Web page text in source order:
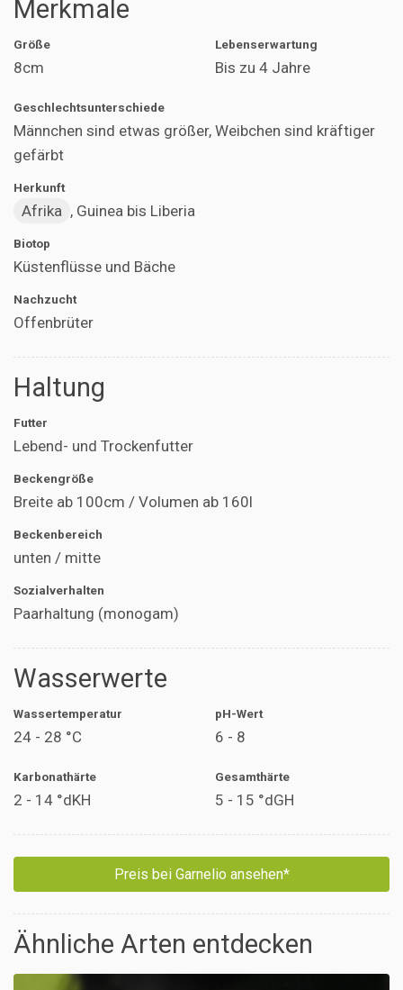
Merkmale
Größe
8cm
Lebenserwartung
Bis zu 4 Jahre
Geschlechtsunterschiede
Männchen sind etwas größer, Weibchen sind kräftiger
gefärbt
Herkunft
Afrika , Guinea bis Liberia
Biotop
Küstenflüsse und Bäche
Nachzucht
Offenbrüter
Haltung
Futter
Lebend- und Trockenfutter
Beckengröße
Breite ab 100cm / Volumen ab 160l
Beckenbereich
unten / mitte
Sozialverhalten
Paarhaltung (monogam)
Wasserwerte
Wassertemperatur
24 - 28 °C
pH-Wert
6 - 8
Karbonathärte
2 - 14 °dKH
Gesamthärte
5 - 15 °dGH
Preis bei Garnelio ansehen*
Ähnliche Arten entdecken